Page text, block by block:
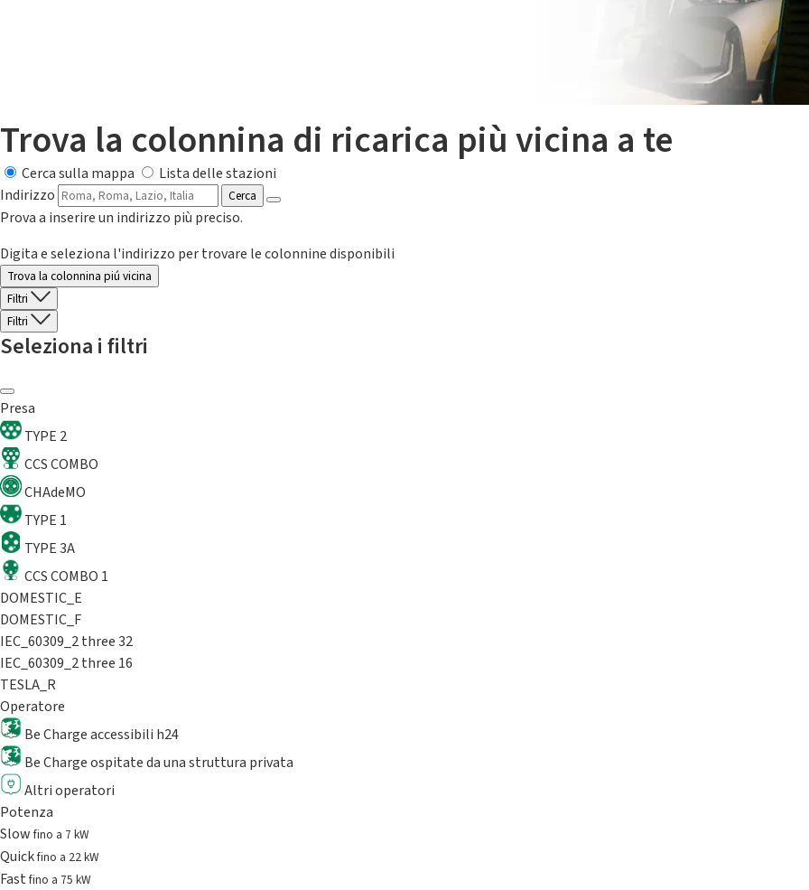
Trova la colonnina di ricarica più vicina a te
Cerca sulla mappa
Lista delle stazioni
Indirizzo
Cerca
Prova a inserire un indirizzo più preciso.
Digita e seleziona l'indirizzo per trovare le colonnine disponibili
Trova la colonnina piú vicina
Filtri
Filtri
Seleziona i filtri
Presa
TYPE 2
CCS COMBO
CHAdeMO
TYPE 1
TYPE 3A
CCS COMBO 1
DOMESTIC_E
DOMESTIC_F
IEC_60309_2 three 32
IEC_60309_2 three 16
TESLA_R
Operatore
Be Charge accessibili h24
Be Charge ospitate da una struttura privata
Altri operatori
Potenza
Slowfino a 7 kW
Quickfino a 22 kW
Fastfino a 75 kW